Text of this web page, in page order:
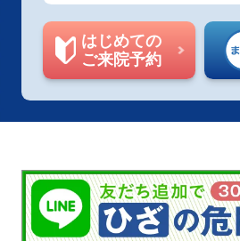
はじめての
ご来院予約